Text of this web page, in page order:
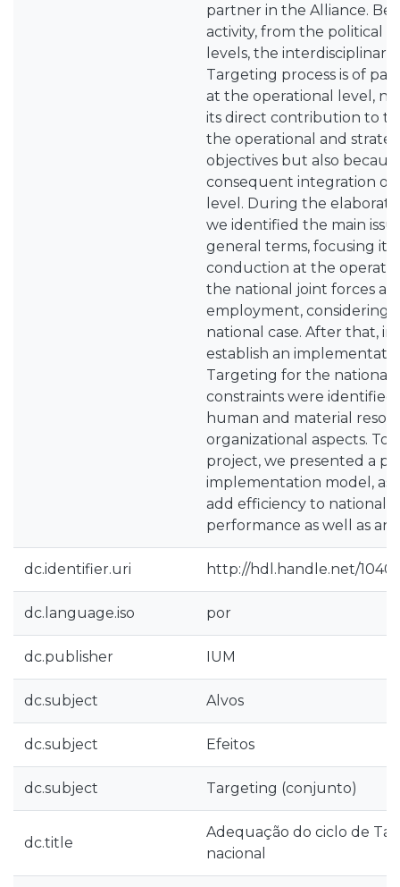
partner in the Alliance.
activity, from the political
levels, the
Targeting process is of
at the operational level,
its direct contribution to
the operational and
objectives but also
consequent integration
level. During the
we identified the main
general terms, focusing
conduction at the
the national joint forces
employment, considering
national case. After that,
establish an
Targeting for the national
constraints were
human and material
organizational aspects. To
project, we presented a
implementation model, as
add efficiency to national
performance as well as an
dc.identifier.uri http://hdl.handle.net/
dc.language.iso por
dc.publisher IUM
dc.subject Alvos
dc.subject Efeitos
dc.subject Targeting (conjunto)
dc.title
Adequação do ciclo de
nacional